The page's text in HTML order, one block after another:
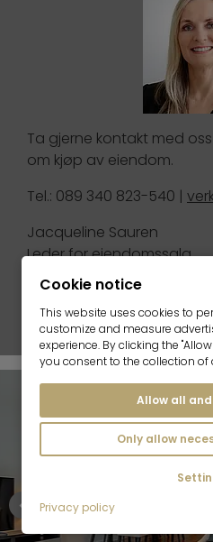
Ta gjerne kontakt med
om kjøp av eiendom.
Tel.: 089 340 823-540 |
Jacqueline Sauren
Leder for eiendomssalg
Salgsteam
Cookie notice
This website uses cookies to
customize and measure
experience. By clicking the
you consent to the collection of
Allow all
Only allow
Privacy policy